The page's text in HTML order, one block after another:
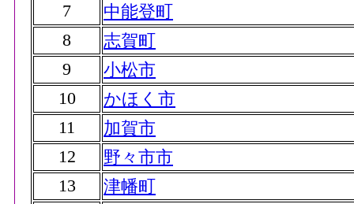
7
中能登町
8
志賀町
9
小松市
10
かほく市
11
加賀市
12
野々市市
13
津幡町